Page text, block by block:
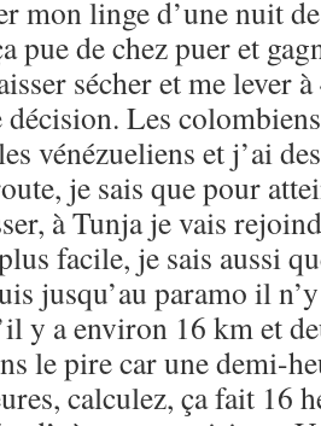
mon linge d’une nuit
pue de chez puer et
sécher et me lever à
Les
vénézueliens et j’ai
je sais que pour
à Tunja je vais
facile, je sais aussi
jusqu’au paramo il
y a environ 16 km et
le pire car une demi-
calculez, ça fait 16